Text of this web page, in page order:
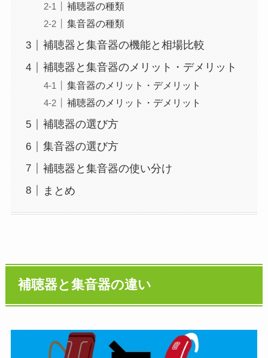
補聴器の種類
集音器の種類
補聴器と集音器の機能と相場比較
補聴器と集音器のメリット・デメリット
集音器のメリット・デメリット
補聴器のメリット・デメリット
補聴器の選び方
集音器の選び方
補聴器と集音器の使い分け
まとめ
補聴器と集音器の違い